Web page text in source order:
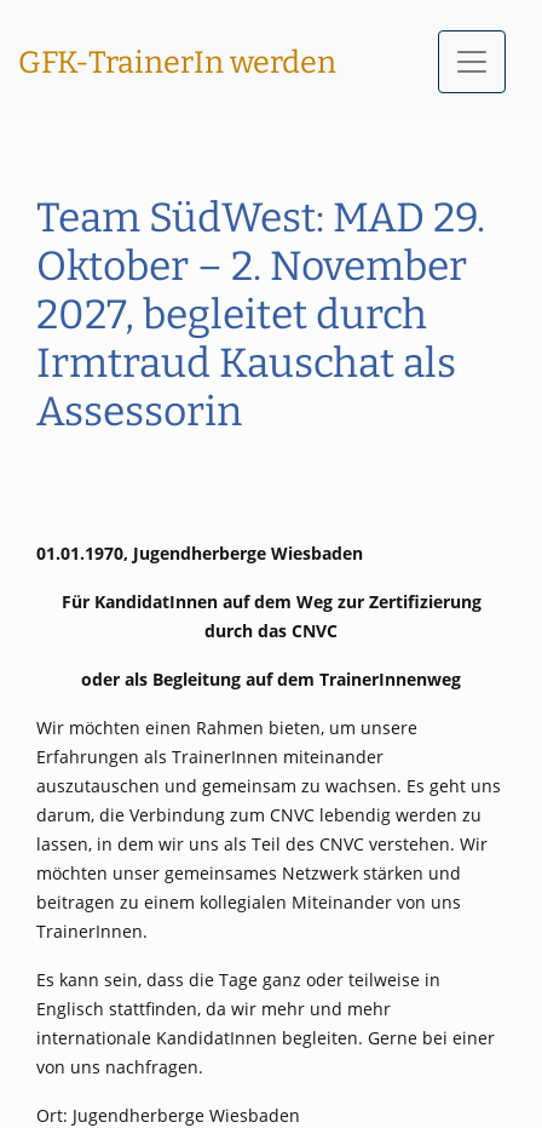
GFK-TrainerIn werden
Team SüdWest: MAD 29.
Oktober – 2. November
2027, begleitet durch
Irmtraud Kauschat als
Assessorin
01.01.1970, Jugendherberge Wiesbaden
Für KandidatInnen auf dem Weg zur Zertifizierung
durch das CNVC
oder als Begleitung auf dem TrainerInnenweg
Wir möchten einen Rahmen bieten, um unsere
Erfahrungen als TrainerInnen miteinander
auszutauschen und gemeinsam zu wachsen. Es geht uns
darum, die Verbindung zum CNVC lebendig werden zu
lassen, in dem wir uns als Teil des CNVC verstehen. Wir
möchten unser gemeinsames Netzwerk stärken und
beitragen zu einem kollegialen Miteinander von uns
TrainerInnen.
Es kann sein, dass die Tage ganz oder teilweise in
Englisch stattfinden, da wir mehr und mehr
internationale KandidatInnen begleiten. Gerne bei einer
von uns nachfragen.
Ort: Jugendherberge Wiesbaden